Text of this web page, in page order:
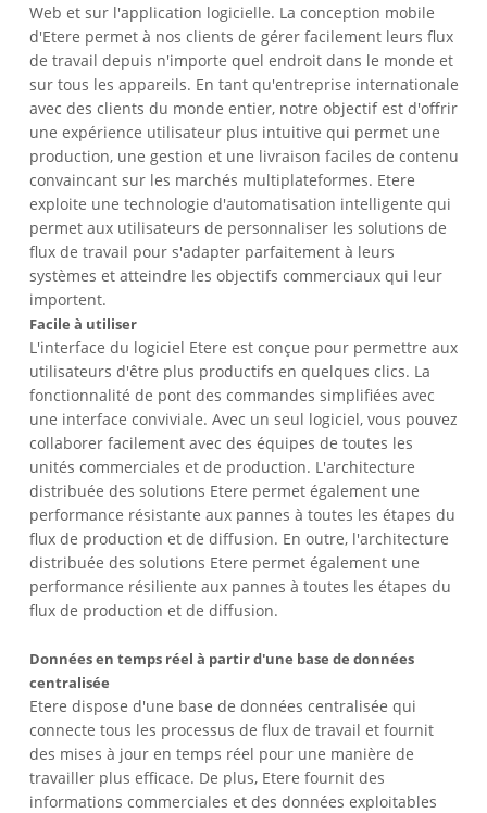
Web et sur l'application logicielle. La conception mobile
d'Etere permet à nos clients de gérer facilement leurs flux
de travail depuis n'importe quel endroit dans le monde et
sur tous les appareils. En tant qu'entreprise internationale
avec des clients du monde entier, notre objectif est d'offrir
une expérience utilisateur plus intuitive qui permet une
production, une gestion et une livraison faciles de contenu
convaincant sur les marchés multiplateformes. Etere
exploite une technologie d'automatisation intelligente qui
permet aux utilisateurs de personnaliser les solutions de
flux de travail pour s'adapter parfaitement à leurs
systèmes et atteindre les objectifs commerciaux qui leur
importent.
Facile à utiliser
L'interface du logiciel Etere est conçue pour permettre aux
utilisateurs d'être plus productifs en quelques clics. La
fonctionnalité de pont des commandes simplifiées avec
une interface conviviale. Avec un seul logiciel, vous pouvez
collaborer facilement avec des équipes de toutes les
unités commerciales et de production. L'architecture
distribuée des solutions Etere permet également une
performance résistante aux pannes à toutes les étapes du
flux de production et de diffusion. En outre, l'architecture
distribuée des solutions Etere permet également une
performance résiliente aux pannes à toutes les étapes du
flux de production et de diffusion.
Données en temps réel à partir d'une base de données
centralisée
Etere dispose d'une base de données centralisée qui
connecte tous les processus de flux de travail et fournit
des mises à jour en temps réel pour une manière de
travailler plus efficace. De plus, Etere fournit des
informations commerciales et des données exploitables